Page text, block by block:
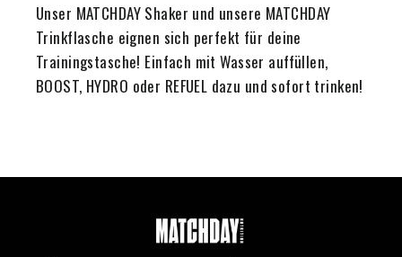
Unser MATCHDAY Shaker und unsere MATCHDAY
Trinkflasche eignen sich perfekt für deine
Trainingstasche! Einfach mit Wasser auffüllen,
BOOST, HYDRO oder REFUEL dazu und sofort trinken!